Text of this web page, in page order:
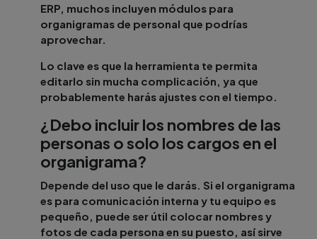
ERP, muchos incluyen módulos para
organigramas de personal que podrías
aprovechar.
Lo clave es que la herramienta te permita
editarlo sin mucha complicación, ya que
probablemente harás ajustes con el tiempo.
¿Debo incluir los nombres de las
personas o solo los cargos en el
organigrama?
Depende del uso que le darás. Si el organigrama
es para comunicación interna y tu equipo es
pequeño, puede ser útil colocar nombres y
fotos de cada persona en su puesto, así sirve